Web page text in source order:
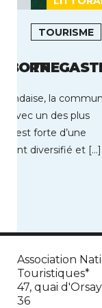
BORN
landaise, la
avec un des plus
est forte d’une
diversifié et […]
TOURISME
Association
Touristiques*
47, quai
36